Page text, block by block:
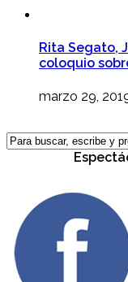
Rita Segato,
coloquio
marzo 29,